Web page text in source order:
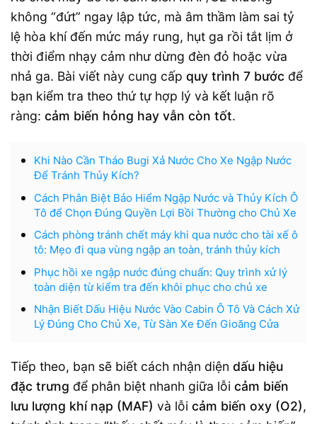
không “đứt” ngay lập tức, mà âm thầm làm sai tỷ
lệ hòa khí đến mức máy rung, hụt ga rồi tắt lịm ở
thời điểm nhạy cảm như dừng đèn đỏ hoặc vừa
nhả ga. Bài viết này cung cấp quy trình 7 bước để
bạn kiểm tra theo thứ tự hợp lý và kết luận rõ
ràng: cảm biến hỏng hay vẫn còn tốt.
Khi Nào Cần Tháo Bugi Xả Nước Cho Xe Ngập Nước
Để Tránh Thủy Kích?
Cách Phân Biệt Bảo Hiểm Ngập Nước và Thủy Kích Ô
Tô để Chọn Đúng Quyền Lợi Bồi Thường cho Chủ Xe
Cách phòng tránh chết máy khi qua nước cho tài xế ô
tô: Mẹo đi qua vùng ngập an toàn, tránh thủy kích
Phục hồi xe ngập nước đúng chuẩn: Quy trình xử lý
toàn diện từ kiểm tra đến khôi phục cho chủ xe
Nhận Biết Dấu Hiệu Nước Vào Cabin Ô Tô Và Cách Xử
Lý Đúng Cho Chủ Xe, Từ Sàn Xe Đến Gioăng Cửa
Tiếp theo, bạn sẽ biết cách nhận diện dấu hiệu
đặc trưng để phân biệt nhanh giữa lỗi cảm biến
lưu lượng khí nạp (MAF) và lỗi cảm biến oxy (O2),